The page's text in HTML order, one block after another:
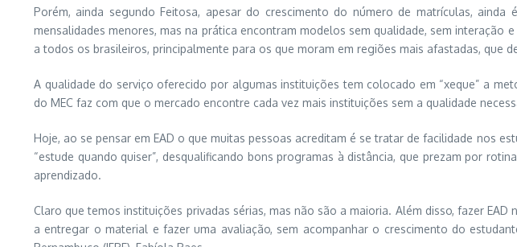
Porém, ainda segundo Feitosa, apesar do crescimento do número de matrículas,
mensalidades menores, mas na prática encontram modelos sem qualidade, sem
a todos os brasileiros, principalmente para os que moram em regiões mais afastadas, que
A qualidade do serviço oferecido por algumas instituições tem colocado em “xeque” a
do MEC faz com que o mercado encontre cada vez mais instituições sem a qualidade
Hoje, ao se pensar em EAD o que muitas pessoas acreditam é se tratar de facilidade nos
“estude quando quiser”, desqualificando bons programas à distância, que prezam por
aprendizado.
Claro que temos instituições privadas sérias, mas não são a maioria. Além disso, fazer
a entregar o material e fazer uma avaliação, sem acompanhar o crescimento do